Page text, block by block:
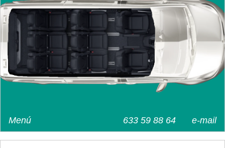
e-mail
633 59 88 64
Menú